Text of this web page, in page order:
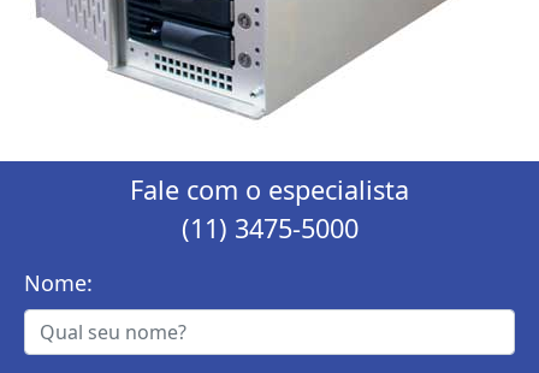
Fale com o especialista
(11) 3475-5000
Nome: